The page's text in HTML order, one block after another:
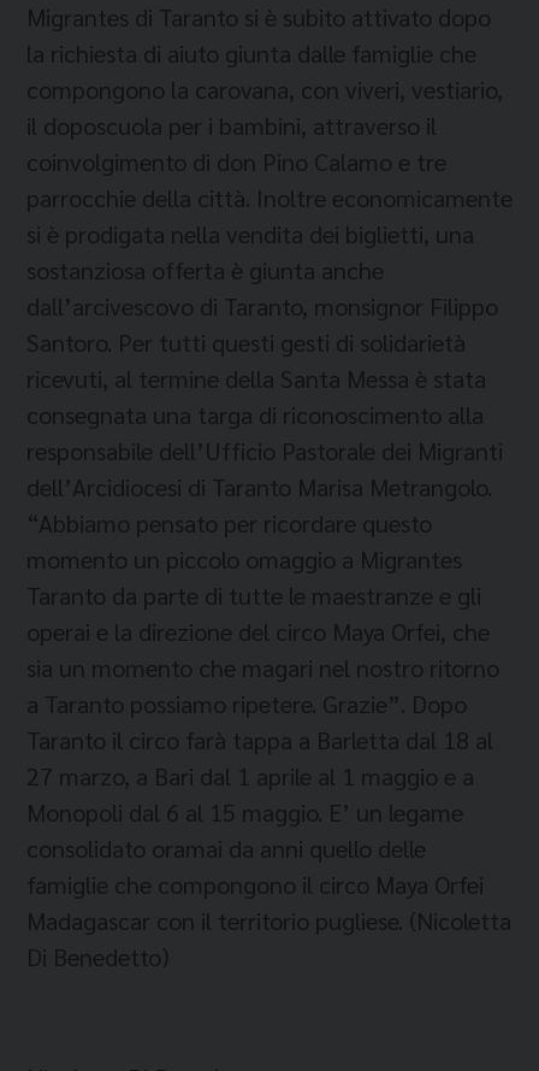
Migrantes di Taranto si è subito attivato dopo
la richiesta di aiuto giunta dalle famiglie che
compongono la carovana, con viveri, vestiario,
il doposcuola per i bambini, attraverso il
coinvolgimento di don Pino Calamo e tre
parrocchie della città. Inoltre economicamente
si è prodigata nella vendita dei biglietti, una
sostanziosa offerta è giunta anche
dall’arcivescovo di Taranto, monsignor Filippo
Santoro. Per tutti questi gesti di solidarietà
ricevuti, al termine della Santa Messa è stata
consegnata una targa di riconoscimento alla
responsabile dell’Ufficio Pastorale dei Migranti
dell’Arcidiocesi di Taranto Marisa Metrangolo.
“Abbiamo pensato per ricordare questo
momento un piccolo omaggio a Migrantes
Taranto da parte di tutte le maestranze e gli
operai e la direzione del circo Maya Orfei, che
sia un momento che magari nel nostro ritorno
a Taranto possiamo ripetere. Grazie”. Dopo
Taranto il circo farà tappa a Barletta dal 18 al
27 marzo, a Bari dal 1 aprile al 1 maggio e a
Monopoli dal 6 al 15 maggio. E’ un legame
consolidato oramai da anni quello delle
famiglie che compongono il circo Maya Orfei
Madagascar con il territorio pugliese. (Nicoletta
Di Benedetto)